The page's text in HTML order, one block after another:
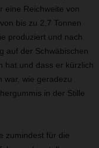
eine Reichweite von
bis zu 2,7 Tonnen
produziert und nach
auf der Schwäbischen
hat und dass er kürzlich
war, wie geradezu
in der Stille
zumindest für die